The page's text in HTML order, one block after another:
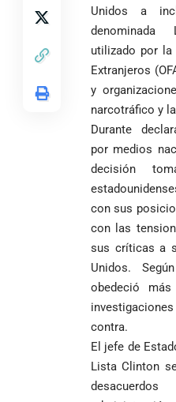
Unidos a
denominada
utilizado por
Extranjeros
y
narcotráfico y
Durante
por medios
decisión
con sus
con las
sus críticas a
Unidos.
obedeció
contra.
El jefe de
Lista Clinton
Diego Luis Rendón
Urrea como nuevo
Más de 700
estudiantes
indígenas,
y mestizos
campesinos
inician nueva
jornada académica
en Medellín
Diócesis de
Iván
pero
33.000
y vigilar
Gustavo
afirma
se puede
pide
los
MOTORES, LA
CABAL!
Pantalla & Dial.
Acoso sexual en
medios: Nueva
presidencial
presuntamente lo
Medellín: un
El
Diego
Urrea
Más
y
en